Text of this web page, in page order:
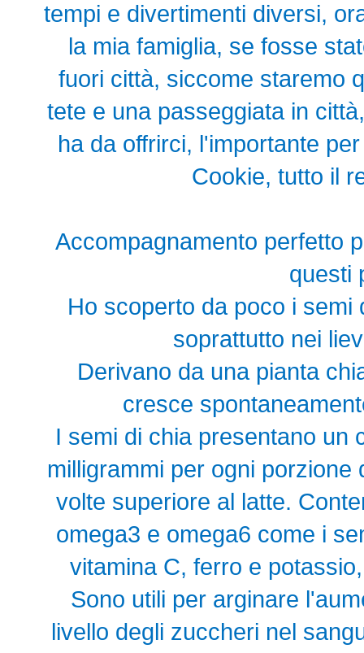
tempi e divertimenti diversi,
la mia famiglia, se fosse
fuori città, siccome staremo
tete e una passeggiata in
ha da offrirci, l'importante
Cookie, tutto il
Accompagnamento perfetto
questi
Ho scoperto da poco i semi
soprattutto nei
Derivano da una pianta
cresce
I semi di chia presentano un
milligrammi per ogni
volte superiore al latte.
omega3 e omega6 come i
vitamina C, ferro e
Sono utili per arginare
livello degli zuccheri nel